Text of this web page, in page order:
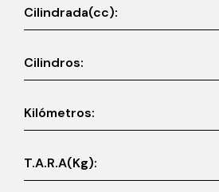
Cilindrada(cc):
Cilindros:
Kilómetros:
T.A.R.A(Kg):